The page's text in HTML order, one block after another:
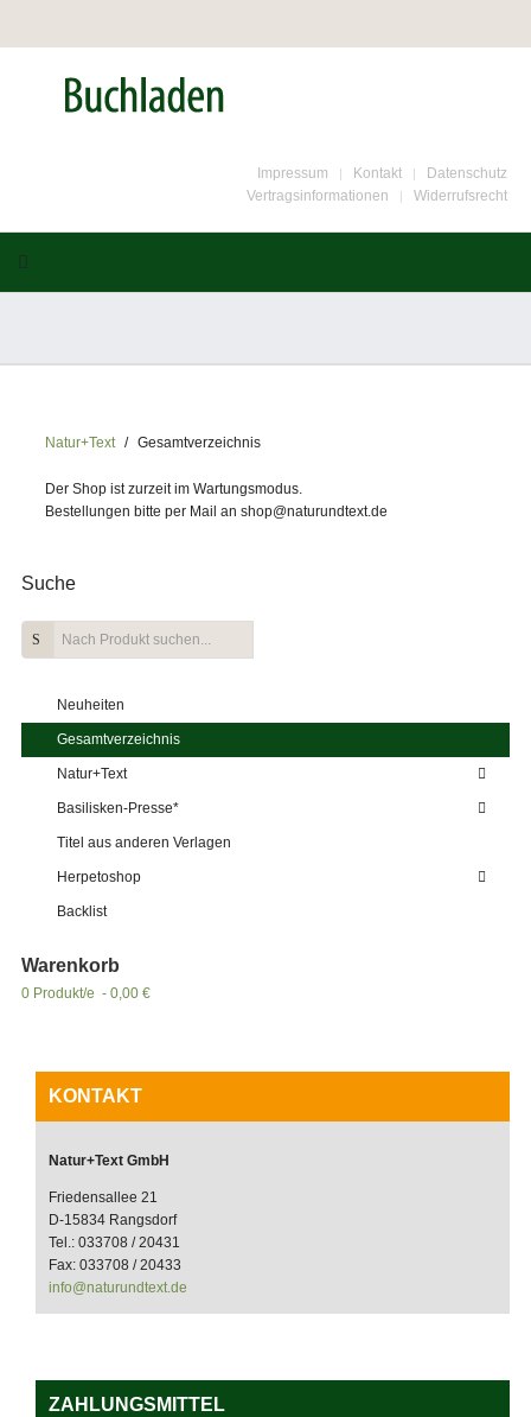
Impressum Kontakt
Datenschutz
Vertragsinformationen
Widerrufsrecht
Natur+Text Gesamtverzeichnis
Der Shop ist zurzeit im Wartungsmodus.
Bestellungen bitte per Mail an shop@naturundtext.de
Suche
Neuheiten
Gesamtverzeichnis
Natur+Text
Basilisken-Presse*
Titel aus anderen Verlagen
Herpetoshop
Backlist
Warenkorb
0 Produkt/e - 0,00 €
KONTAKT
Natur+Text GmbH
Friedensallee 21
D-15834 Rangsdorf
Tel.: 033708 / 20431
Fax: 033708 / 20433
info@naturundtext.de
ZAHLUNGSMITTEL